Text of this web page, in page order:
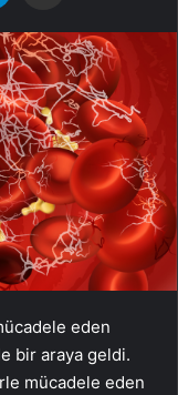
eden
bir araya geldi.
mücadele eden